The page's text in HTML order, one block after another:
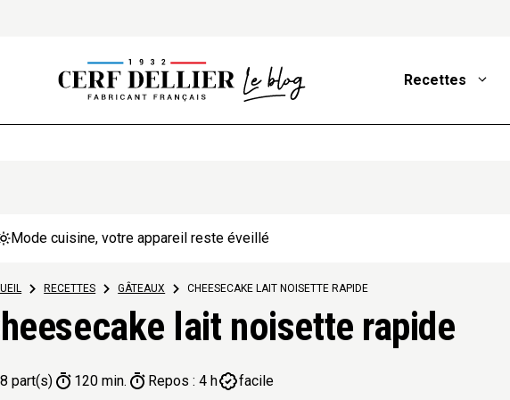
Recettes
Mode cuisine, votre appareil reste éveillé
> RECETTES > GÂTEAUX > CHEESECAKE LAIT NOISETTE RAPIDE
lait noisette rapide
8 part(s) 120 min. Repos : 4 h facile